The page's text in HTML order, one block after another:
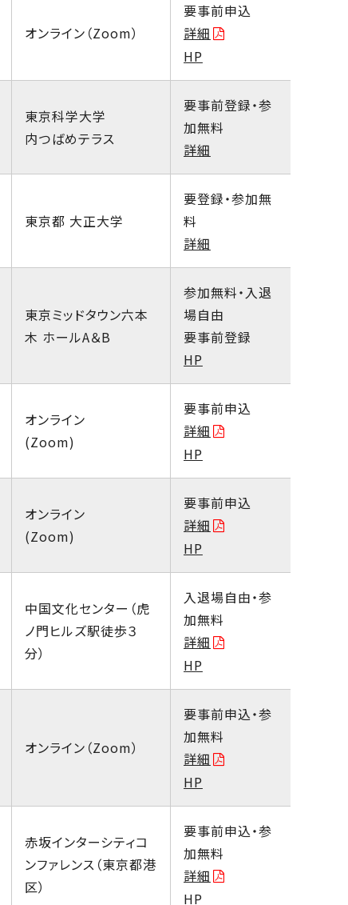
オンライン（Zoom）
要事前申込
詳細
HP
東京科学大学
内つばめテラス
要事前登録・参
加無料
詳細
東京都 大正大学
要登録・参加無
料
詳細
東京ミッドタウン六本
木 ホールA＆B
参加無料・入退
場自由
要事前登録
HP
オンライン
(Zoom)
要事前申込
詳細
HP
オンライン
(Zoom)
要事前申込
詳細
HP
中国文化センター（虎
ノ門ヒルズ駅徒歩３
分）
入退場自由・参
加無料
詳細
HP
オンライン（Zoom）
要事前申込・参
加無料
詳細
HP
赤坂インターシティコ
ンファレンス（東京都港
区）
要事前申込・参
加無料
詳細
HP